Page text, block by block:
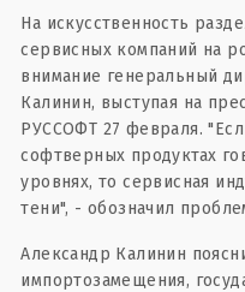
На искусственность
сервисных компаний на
внимание генеральный
Калинин, выступая на
РУССОФТ 27 февраля.
софтверных продуктах
уровнях, то сервисная
тени", - обозначил
Александр Калинин
импортозамещения,